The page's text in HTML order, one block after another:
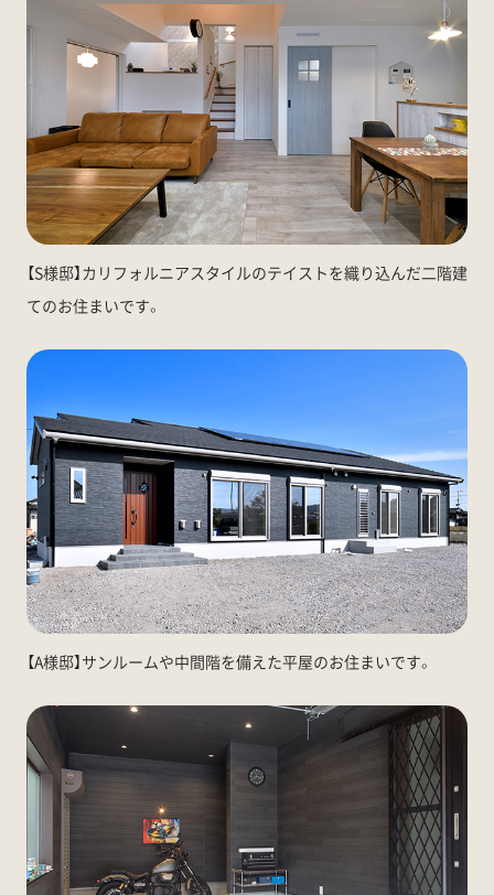
【S様邸】カリフォルニアスタイルのテイストを織り込んだ二階建
てのお住まいです。
【A様邸】サンルームや中間階を備えた平屋のお住まいです。